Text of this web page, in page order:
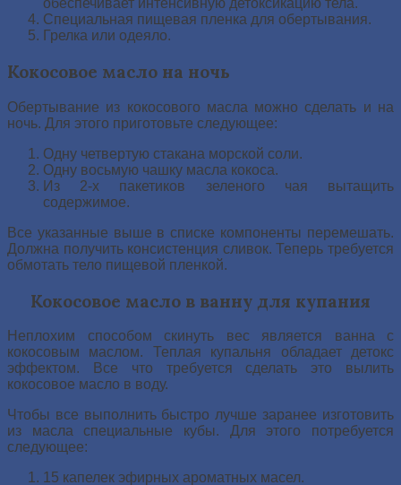
обеспечивает интенсивную детоксикацию тела.
Специальная пищевая пленка для обертывания.
Грелка или одеяло.
Кокосовое масло на ночь
Обертывание из кокосового масла можно сделать и на
ночь. Для этого приготовьте следующее:
Одну четвертую стакана морской соли.
Одну восьмую чашку масла кокоса.
Из 2-х пакетиков зеленого чая вытащить
содержимое.
Все указанные выше в списке компоненты перемешать.
Должна получить консистенция сливок. Теперь требуется
обмотать тело пищевой пленкой.
Кокосовое масло в ванну для купания
Неплохим способом скинуть вес является ванна с
кокосовым маслом. Теплая купальня обладает детокс
эффектом. Все что требуется сделать это вылить
кокосовое масло в воду.
Чтобы все выполнить быстро лучше заранее изготовить
из масла специальные кубы. Для этого потребуется
следующее:
15 капелек эфирных ароматных масел.